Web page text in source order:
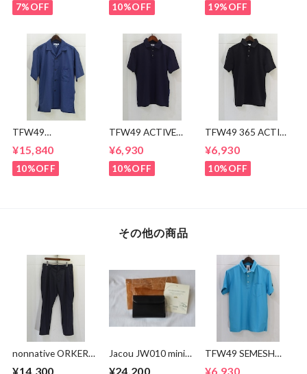
7%OFF
MISFITS"EUREKA"
TEE
10%OFF 19%OFF
TFW49
OPEN COLLAR
SHIRTS
¥15,840
10%OFF
TFW49 ACTIVE
¥6,930
10%OFF
TFW49 365 ACTIVE
¥6,930
10%OFF
その他の商品
nonnative ORKER
¥14,300
Jacou JW010 mini
¥24,200
TFW49 SEMESH
¥6,930